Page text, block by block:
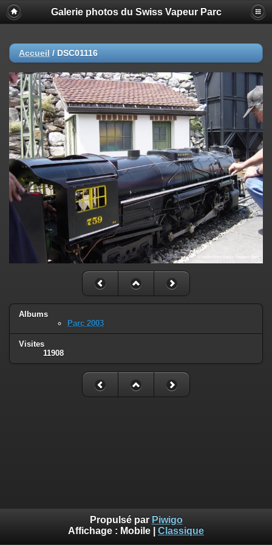
Galerie photos du Swiss Vapeur Parc
Accueil / DSC01116
Albums
Parc 2003
Visites
11908
Propulsé par Piwigo
Affichage : Mobile Classique